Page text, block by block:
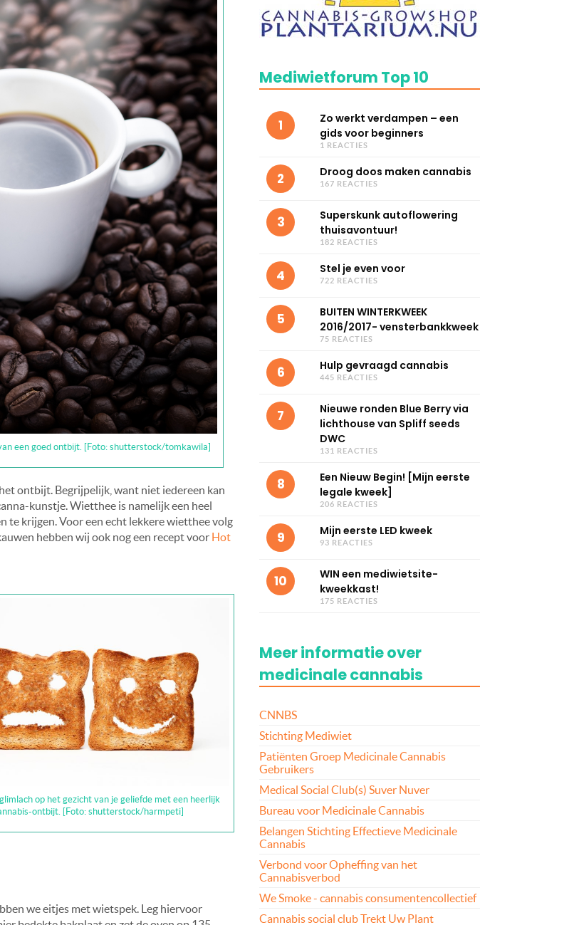
een goed ontbijt. [Foto: shutterstock/tomkawila]
ontbijt. Begrijpelijk, want niet iedereen kan
kunstje. Wietthee is namelijk een heel
te krijgen. Voor een echt lekkere wietthee volg
hebben wij ook nog een recept voor Hot
op het gezicht van je geliefde met een heerlijk
ontbijt. [Foto: shutterstock/harmpeti]
we eitjes met wietspek. Leg hiervoor
Mediwietforum Top 10
1
Zo werkt verdampen – een
gids voor beginners
1 REACTIES
2 Droog doos maken cannabis
167 REACTIES
3
Superskunk autoflowering
thuisavontuur!
182 REACTIES
4 Stel je even voor
722 REACTIES
5
BUITEN WINTERKWEEK
2016/2017- vensterbankkweek
75 REACTIES
6 Hulp gevraagd cannabis
445 REACTIES
7
Nieuwe ronden Blue Berry via
lichthouse van Spliff seeds
DWC
131 REACTIES
8
Een Nieuw Begin! [Mijn eerste
legale kweek]
206 REACTIES
9 Mijn eerste LED kweek
93 REACTIES
10
WIN een mediwietsite-
kweekkast!
175 REACTIES
Meer informatie over
medicinale cannabis
CNNBS
Stichting Mediwiet
Patiënten Groep Medicinale Cannabis
Gebruikers
Medical Social Club(s) Suver Nuver
Bureau voor Medicinale Cannabis
Belangen Stichting Effectieve Medicinale
Cannabis
Verbond voor Opheffing van het
Cannabisverbod
We Smoke - cannabis consumentencollectief
Cannabis social club Trekt Uw Plant